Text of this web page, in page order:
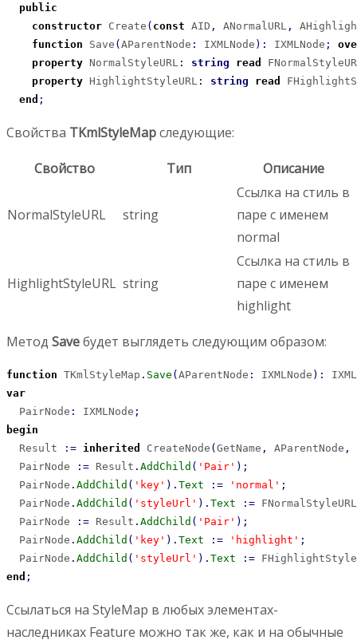
public
constructor Create ( const AID , ANormalURL ,
function Save ( AParentNode : IXMLNode ) : IXMLNode ;
property NormalStyleURL : string read
property HighlightStyleURL : string read
end ;
Свойства TKmlStyleMapследующие:
Свойство Тип Описание
NormalStyleURL string
Ссылка на стиль в
паре с именем
normal
HighlightStyleURL string
Ссылка на стиль в
паре с именем
highlight
Метод Saveбудет выглядеть следующим образом:
function TKmlStyleMap . Save ( AParentNode : IXMLNode ) :
var
  PairNode
: IXMLNode ;
begin
  Result
: = inherited CreateNode ( GetName , AParentNode ,
  PairNode
: = Result . AddChild ( 'Pair' ) ;
  PairNode
. AddChild ( 'key' ) . Text : = 'normal' ;
  PairNode
. AddChild ( 'styleUrl' ) . Text : = FNormalStyleURL
  PairNode
: = Result . AddChild ( 'Pair' ) ;
  PairNode
. AddChild ( 'key' ) . Text : = 'highlight' ;
  PairNode
. AddChild ( 'styleUrl' ) . Text : =
end ;
Ссылаться на StyleMap в любых элементах-
наследниках Feature можно так же, как и на обычные